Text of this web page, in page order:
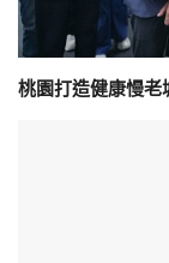
桃園打造健康慢